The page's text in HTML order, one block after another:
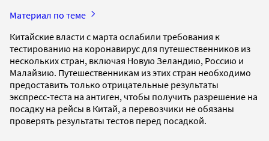
Материал по теме
Китайские власти с марта ослабили требования к
тестированию на коронавирус для путешественников из
нескольких стран, включая Новую Зеландию, Россию и
Малайзию. Путешественникам из этих стран необходимо
предоставить только отрицательные результаты
экспресс-теста на антиген, чтобы получить разрешение на
посадку на рейсы в Китай, а перевозчики не обязаны
проверять результаты тестов перед посадкой.